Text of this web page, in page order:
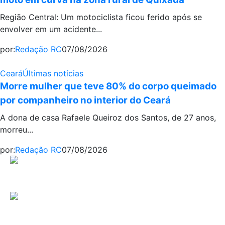
Região Central: Um motociclista ficou ferido após se
envolver em um acidente...
por:Redação RC07/08/2026
CearáÚltimas notícias
Morre mulher que teve 80% do corpo queimado
por companheiro no interior do Ceará
A dona de casa Rafaele Queiroz dos Santos, de 27 anos,
morreu...
por:Redação RC07/08/2026